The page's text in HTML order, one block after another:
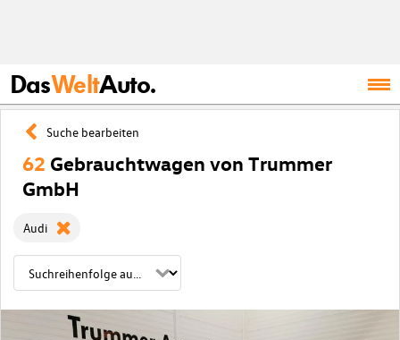
DasWeltAuto.
Suche bearbeiten
62 Gebrauchtwagen von Trummer
GmbH
Audi